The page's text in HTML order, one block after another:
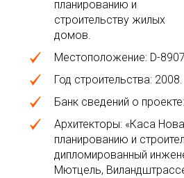
планированию и
строительству жилых
домов.
Местоположение: D-
Год строительства: 2008.
Банк сведений о
Архитекторы: «Каса
планированию и
дипломированный
Мютцель,